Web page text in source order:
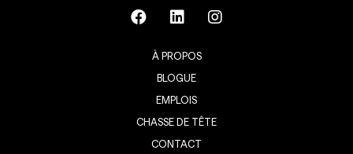
À PROPOS
BLOGUE
EMPLOIS
CHASSE DE TÊTE
CONTACT